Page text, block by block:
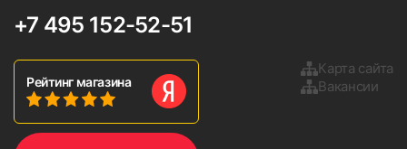
+7 495 152-52-51
Рейтинг магазина
Карта сайта
Вакансии